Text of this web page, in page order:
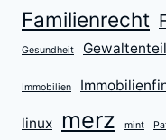
Familienrecht
Gesundheit
Immobilien
linux merz mint